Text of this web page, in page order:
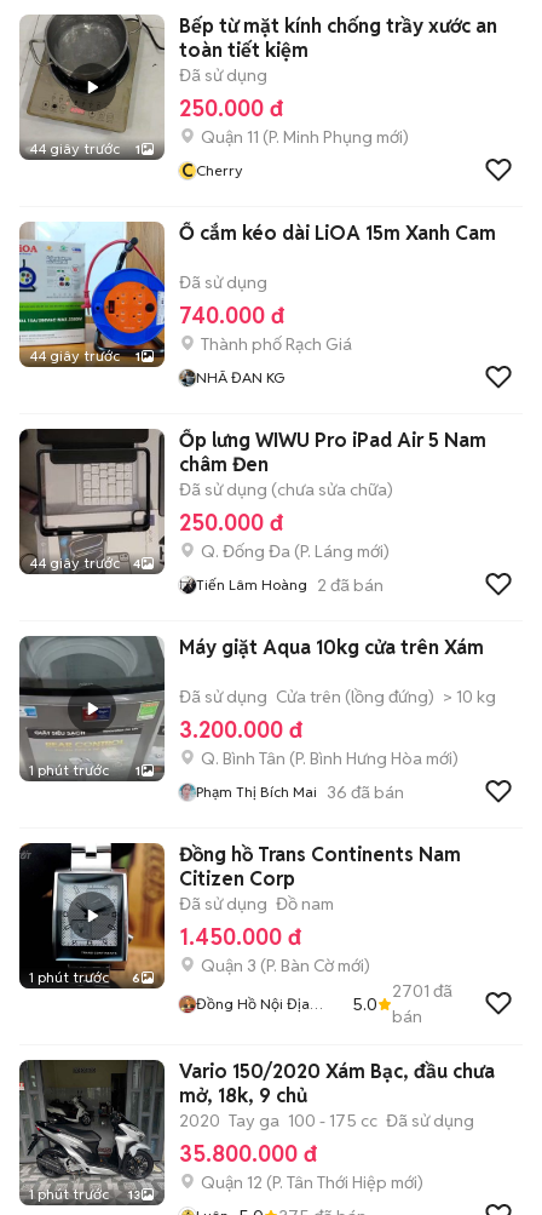
44 giây trước 1
Bếp từ mặt kính chống trầy xước an
toàn tiết kiệm
Đã sử dụng
250.000 đ
Quận 11 (P. Minh Phụng mới)
CCherry
44 giây trước 1
Ổ cắm kéo dài LiOA 15m Xanh Cam
Đã sử dụng
740.000 đ
Thành phố Rạch Giá
NHÃ ĐAN KG
44 giây trước 4
Ốp lưng WIWU Pro iPad Air 5 Nam
châm Đen
Đã sử dụng (chưa sửa chữa)
250.000 đ
Q. Đống Đa (P. Láng mới)
Tiến Lâm Hoàng 2 đã bán
1 phút trước 1
Máy giặt Aqua 10kg cửa trên Xám
Đã sử dụng Cửa trên (lồng đứng) > 10 kg
3.200.000 đ
Q. Bình Tân (P. Bình Hưng Hòa mới)
Phạm Thị Bích Mai 36 đã bán
1 phút trước 6
Đồng hồ Trans Continents Nam
Citizen Corp
Đã sử dụng Đồ nam
1.450.000 đ
Quận 3 (P. Bàn Cờmới)
Đồng Hồ Nội Địa
5.0
2701 đã
bán
1 phút trước 13
Vario 150/2020 Xám Bạc, đầu chưa
mở, 18k, 9 chủ
2020 Tay ga 100 - 175 cc Đã sử dụng
35.800.000 đ
Quận 12 (P. Tân Thới Hiệp mới)